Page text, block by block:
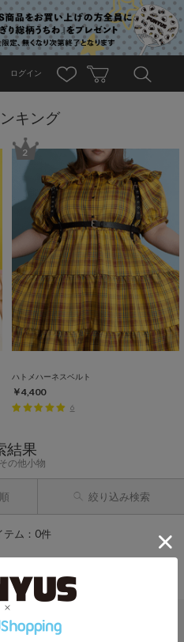
ログイン
キング
2
ハトメハーネスベルト
￥4,400
6
結果
その他小物
絞り込み検索
テム：0件
てみてください。